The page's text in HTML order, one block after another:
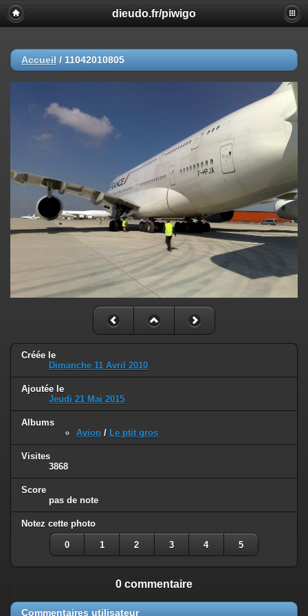
dieudo.fr/piwigo
Accueil / 11042010805
Créée le
Dimanche 11 Avril 2010
Ajoutée le
Jeudi 21 Mai 2015
Albums
Avion / Le ptit gros
Visites
3868
Score
pas de note
Notez cette photo
0 1 2 3 4 5
0 commentaire
Commentaires utilisateur